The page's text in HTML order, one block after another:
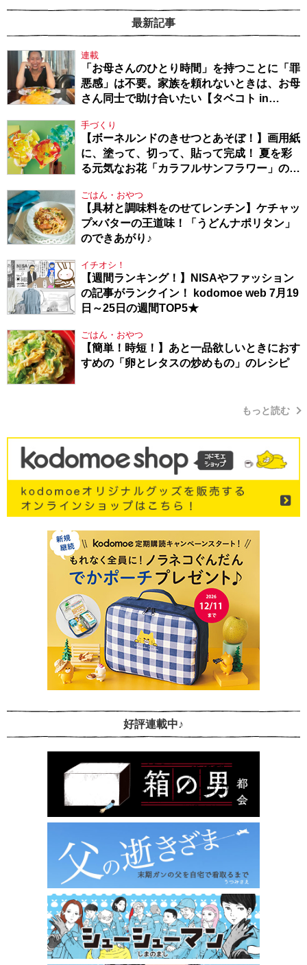
最新記事
連載
「お母さんのひとり時間」を持つことに「罪
悪感」は不要。家族を頼れないときは、お母
さん同士で助け合いたい【タベコト in
手づくり
【ボーネルンドのきせつとあそぼ！】画用紙
に、塗って、切って、貼って完成！ 夏を彩
る元気なお花「カラフルサンフラワー」の作
ごはん・おやつ
【具材と調味料をのせてレンチン】ケチャッ
プ×バターの王道味！「うどんナポリタン」
のできあがり♪
イチオシ！
【週間ランキング！】NISAやファッション
の記事がランクイン！ kodomoe web 7月19
日～25日の週間TOP5★
ごはん・おやつ
【簡単！時短！】あと一品欲しいときにおす
すめの「卵とレタスの炒めもの」のレシピ
もっと読む
好評連載中♪